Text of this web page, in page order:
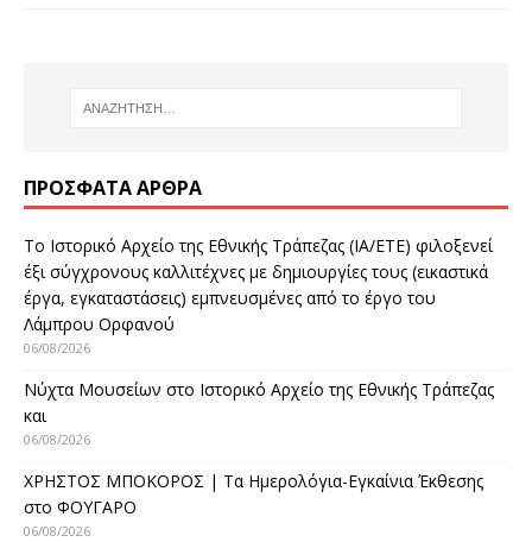
ΠΡΌΣΦΑΤΑ ΆΡΘΡΑ
Το Ιστορικό Αρχείο της Εθνικής Τράπεζας (ΙΑ/ΕΤΕ) φιλοξενεί
έξι σύγχρονους καλλιτέχνες με δημιουργίες τους (εικαστικά
έργα, εγκαταστάσεις) εμπνευσμένες από το έργο του
Λάμπρου Ορφανού
06/08/2026
Νύχτα Μουσείων στο Ιστορικό Αρχείο της Εθνικής Τράπεζας
και
06/08/2026
ΧΡΗΣΤΟΣ ΜΠΟΚΟΡΟΣ | Τα Ημερολόγια-Εγκαίνια Έκθεσης
στο ΦΟΥΓΑΡΟ
06/08/2026